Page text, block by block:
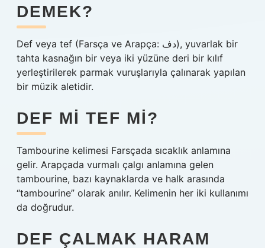
DEMEK?
Def veya tef (Farsça ve Arapça: دف), yuvarlak bir
tahta kasnağın bir veya iki yüzüne deri bir kılıf
yerleştirilerek parmak vuruşlarıyla çalınarak yapılan
bir müzik aletidir.
DEF MI TEF MI?
Tambourine kelimesi Farsçada sıcaklık anlamına
gelir. Arapçada vurmalı çalgı anlamına gelen
tambourine, bazı kaynaklarda ve halk arasında
“tambourine” olarak anılır. Kelimenin her iki kullanımı
da doğrudur.
DEF ÇALMAK HARAM